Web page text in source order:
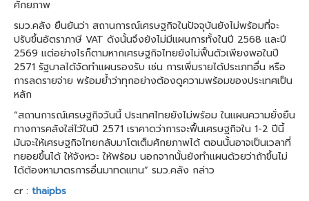
ศักยภาพ
รมว.คลัง ยืนยันว่า สถานการณ์เศรษฐกิจในปัจจุบันยังไม่พร้อมที่จะ
ปรับขึ้นอัตราภาษี VAT ดังนั้นจึงยังไม่มีแผนการทั้งในปี 2568 และปี
2569 แต่อย่างไรก็ตามหากเศรษฐกิจไทยยังไม่ฟื้นตัวเพียงพอในปี
2571 รัฐบาลได้จัดทำแผนรองรับ เช่น การเพิ่มรายได้ประเภทอื่น หรือ
การลดรายจ่าย พร้อมย้ำว่าทุกอย่างต้องดูความพร้อมของประเทศเป็น
หลัก
“สถานการณ์เศรษฐกิจวันนี้ ประเทศไทยยังไม่พร้อม ในแผนความยั่งยืน
ทางการคลังใส่ไว้ในปี 2571 เราคาดว่าการจะฟื้นเศรษฐกิจใน 1-2 ปีนี้
มันจะให้เศรษฐกิจไทยกลับมาโตเต็มศักยภาพได้ ตอนนั้นอาจเป็นเวลาที่
ทยอยขึ้นได้ ให้จังหวะ ให้พร้อม นอกจากนั้นยังทำแผนด้วยว่าถ้าขึ้นไม่
ได้ต้องหามาตรการอื่นมาทดแทน” รมว.คลัง กล่าว
cr : thaipbs